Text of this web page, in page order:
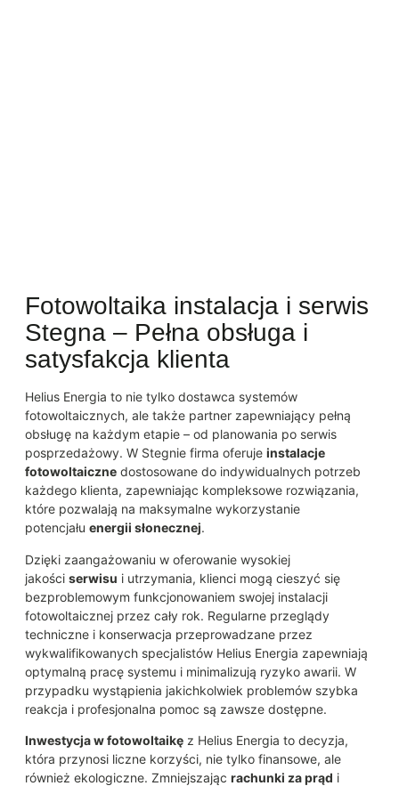
Fotowoltaika instalacja i serwis
Stegna – Pełna obsługa i
satysfakcja klienta
Helius Energia to nie tylko dostawca systemów
fotowoltaicznych, ale także partner zapewniający pełną
obsługę na każdym etapie – od planowania po serwis
posprzedażowy. W Stegnie firma oferuje instalacje
fotowoltaiczne dostosowane do indywidualnych potrzeb
każdego klienta, zapewniając kompleksowe rozwiązania,
które pozwalają na maksymalne wykorzystanie
potencjału energii słonecznej.
Dzięki zaangażowaniu w oferowanie wysokiej
jakości serwisu i utrzymania, klienci mogą cieszyć się
bezproblemowym funkcjonowaniem swojej instalacji
fotowoltaicznej przez cały rok. Regularne przeglądy
techniczne i konserwacja przeprowadzane przez
wykwalifikowanych specjalistów Helius Energia zapewniają
optymalną pracę systemu i minimalizują ryzyko awarii. W
przypadku wystąpienia jakichkolwiek problemów szybka
reakcja i profesjonalna pomoc są zawsze dostępne.
Inwestycja w fotowoltaikę z Helius Energia to decyzja,
która przynosi liczne korzyści, nie tylko finansowe, ale
również ekologiczne. Zmniejszając rachunki za prąd i